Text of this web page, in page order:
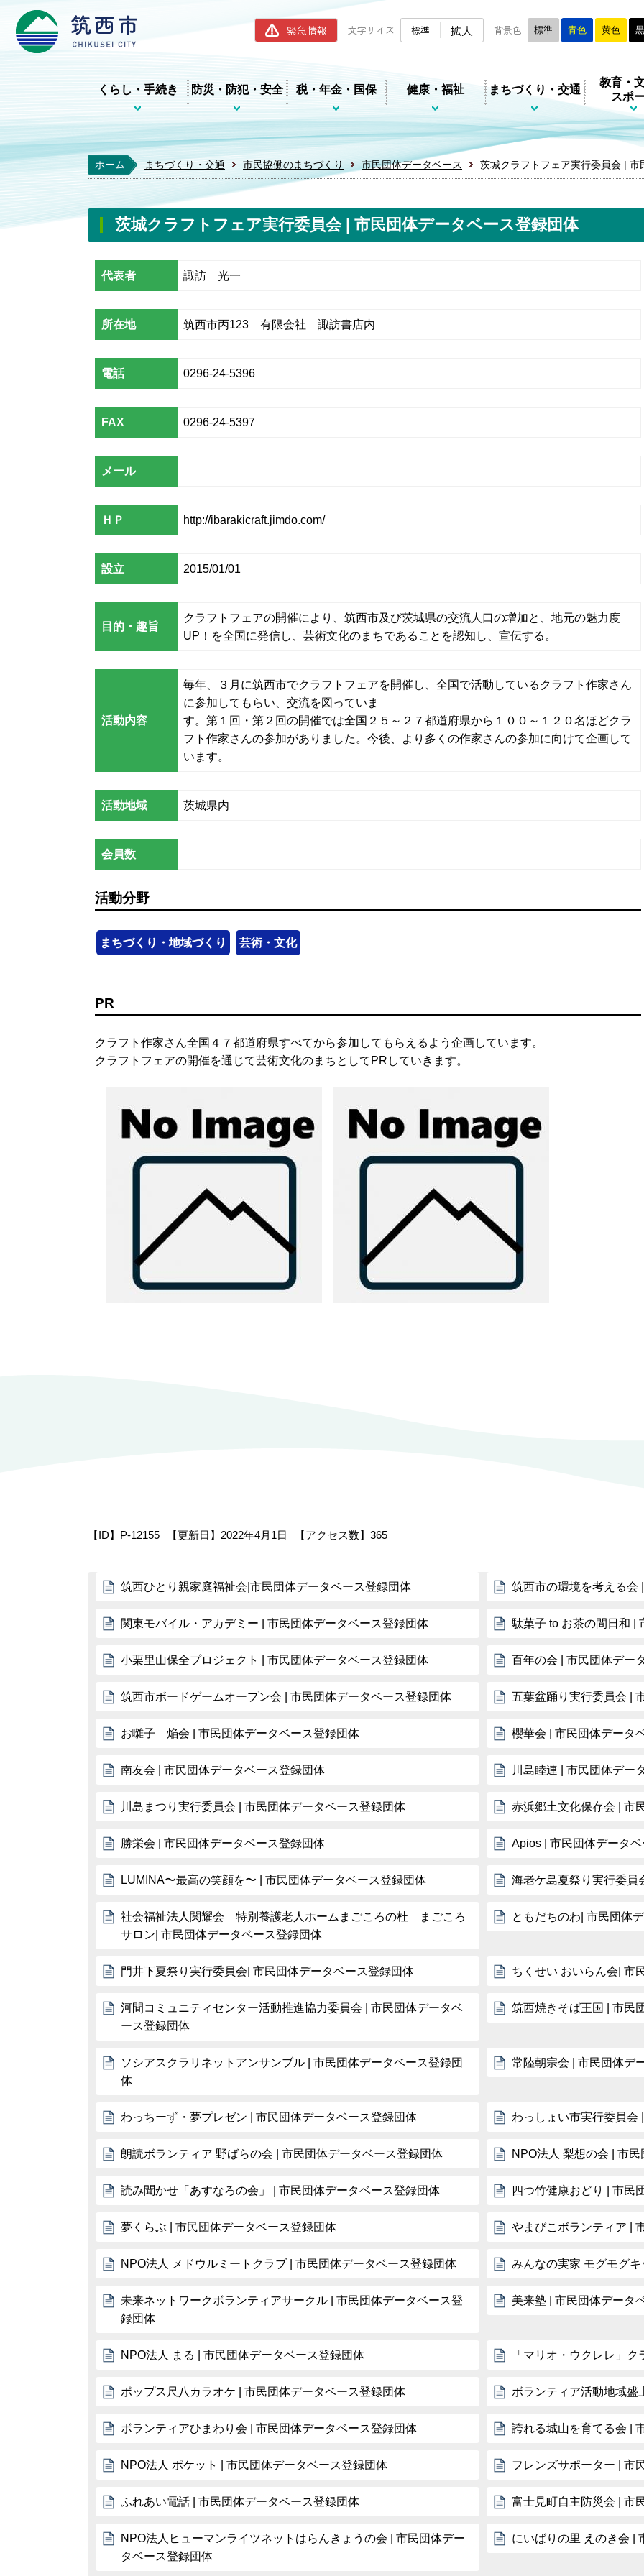
筑西市ホームページ
緊急情報 文字サイズ 標準 拡大 背景色 標準 青色 黄色
くらし・手続き 防災・防犯・安全 税・年金・国保 健康・福祉 まちづくり・交通
教育・
スポ
ホーム まちづくり・交通 市民協働のまちづくり 市民団体データベース 茨城クラフトフェア実行委員会 |
茨城クラフトフェア実行委員会 | 市民団体データベース登録団体
代表者 諏訪 光一
所在地 筑西市丙123 有限会社 諏訪書店内
電話 0296-24-5396
FAX 0296-24-5397
メール
ＨＰ http://ibarakicraft.jimdo.com/
設立 2015/01/01
目的・趣旨
クラフトフェアの開催により、筑西市及び茨城県の交流人口の増加と、地元の魅力度
UP！を全国に発信し、芸術文化のまちであることを認知し、宣伝する。
活動内容
毎年、３月に筑西市でクラフトフェアを開催し、全国で活動しているクラフト作家さん
に参加してもらい、交流を図っていま
す。第１回・第２回の開催では全国２５～２７都道府県から１００～１２０名ほどクラ
フト作家さんの参加がありました。今後、より多くの作家さんの参加に向けて企画して
います。
活動地域 茨城県内
会員数
活動分野
まちづくり・地域づくり 芸術・文化
PR
クラフト作家さん全国４７都道府県すべてから参加してもらえるよう企画しています。
クラフトフェアの開催を通じて芸術文化のまちとしてPRしていきます。
【ID】 P-12155 【更新日】 2022年4月1日 【アクセス数】 365
筑西ひとり親家庭福祉会|市民団体データベース登録団体 筑西市の環境を考える会
関東モバイル・アカデミー | 市民団体データベース登録団体 駄菓子 to お茶の間日和 |
小栗里山保全プロジェクト | 市民団体データベース登録団体 百年の会 | 市民団体デー
筑西市ボードゲームオープン会 | 市民団体データベース登録団体 五葉盆踊り実行委員会 |
お囃子 焔会 | 市民団体データベース登録団体 櫻華会 | 市民団体データ
南友会 | 市民団体データベース登録団体 川島睦連 | 市民団体デー
川島まつり実行委員会 | 市民団体データベース登録団体 赤浜郷土文化保存会 | 市
勝栄会 | 市民団体データベース登録団体 Apios | 市民団体データ
LUMINA〜最高の笑顔を〜 | 市民団体データベース登録団体 海老ケ島夏祭り実行委員
社会福祉法人関耀会 特別養護老人ホームまごころの杜 まごころ
サロン| 市民団体データベース登録団体
ともだちのわ| 市民団体
門井下夏祭り実行委員会| 市民団体データベース登録団体 ちくせい おいらん会| 市
河間コミュニティセンター活動推進協力委員会 | 市民団体データベ
ース登録団体
筑西焼きそば王国 | 市民
ソシアスクラリネットアンサンブル | 市民団体データベース登録団
体
常陸朝宗会 | 市民団体デ
わっちーず・夢プレゼン | 市民団体データベース登録団体 わっしょい市実行委員会
朗読ボランティア 野ばらの会 | 市民団体データベース登録団体 NPO法人 梨想の会 | 市
読み聞かせ「あすなろの会」 | 市民団体データベース登録団体 四つ竹健康おどり | 市民
夢くらぶ | 市民団体データベース登録団体 やまびこボランティア |
NPO法人 メドウルミートクラブ | 市民団体データベース登録団体 みんなの実家 モグモグ
未来ネットワークボランティアサークル | 市民団体データベース登
録団体
美来塾 | 市民団体データ
NPO法人 まる | 市民団体データベース登録団体 「マリオ・ウクレレ」
ポップス尺八カラオケ | 市民団体データベース登録団体 ボランティア活動地域盛
ボランティアひまわり会 | 市民団体データベース登録団体 誇れる城山を育てる会 |
NPO法人 ポケット | 市民団体データベース登録団体 フレンズサポーター | 市
ふれあい電話 | 市民団体データベース登録団体 富士見町自主防災会 | 市
NPO法人ヒューマンライツネットはらんきょうの会 | 市民団体デー
タベース登録団体
にいばりの里 えのき会 |